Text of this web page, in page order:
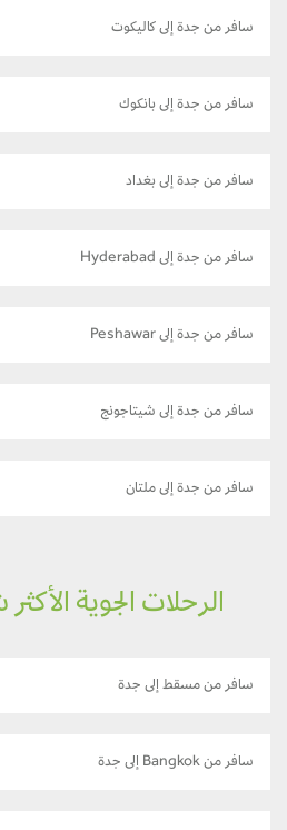
سافر من جدة إلى كاليكوت
سافر من جدة إلى بانكوك
سافر من جدة إلى بغداد
سافر من جدة إلى Hyderabad
سافر من جدة إلى Peshawar
سافر من جدة إلى شيتاجونج
سافر من جدة إلى ملتان
الرحلات الجوية
سافر من مسقط إلى جدة
سافر من Bangkok إلى جدة